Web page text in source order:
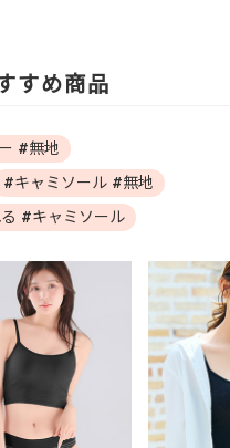
すめ商品
#無地
#キャミソール #無地
#キャミソール